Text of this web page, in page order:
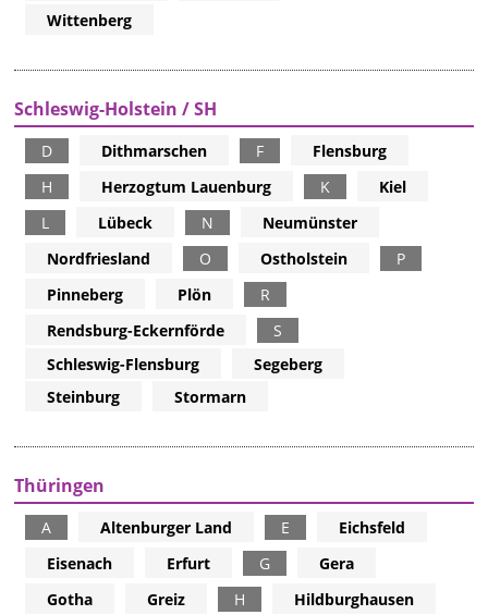
Wittenberg
Schleswig-Holstein / SH
D Dithmarschen F
Flensburg
H
Herzogtum Lauenburg K
Kiel
L
Lübeck N
Neumünster
Nordfriesland
O Ostholstein
P
Pinneberg
Plön
R
Rendsburg-Eckernförde
S
Schleswig-Flensburg
Segeberg
Steinburg
Stormarn
Thüringen
A Altenburger Land E
Eichsfeld
Eisenach
Erfurt G
Gera
Gotha
Greiz H
Hildburghausen